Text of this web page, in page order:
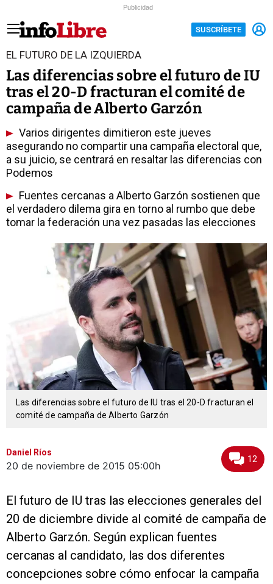
Publicidad
SUSCRÍBETE
EL FUTURO DE LA IZQUIERDA
Las diferencias sobre el futuro de IU
tras el 20-D fracturan el comité de
campaña de Alberto Garzón
Varios dirigentes dimitieron este jueves
asegurando no compartir una campaña electoral que,
a su juicio, se centrará en resaltar las diferencias con
Podemos
Fuentes cercanas a Alberto Garzón sostienen que
el verdadero dilema gira en torno al rumbo que debe
tomar la federación una vez pasadas las elecciones
Las diferencias sobre el futuro de IU tras el 20-D fracturan el
comité de campaña de Alberto Garzón
Daniel Ríos
20 de noviembre de 2015 05:00h
12
El futuro de IU tras las elecciones generales del
20 de diciembre divide al comité de campaña de
Alberto Garzón. Según explican fuentes
cercanas al candidato, las dos diferentes
concepciones sobre cómo enfocar la campaña